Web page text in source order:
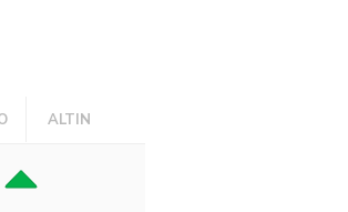
ALTIN